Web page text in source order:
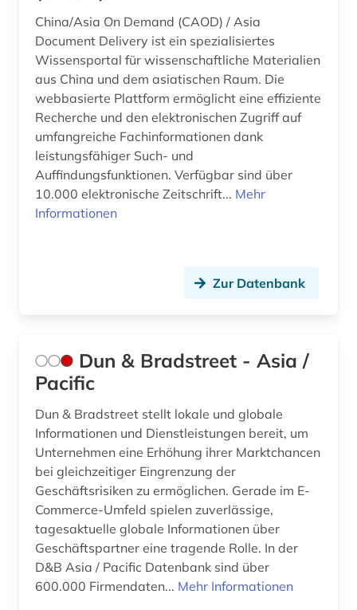
China/Asia On Demand (CAOD) / Asia
Document Delivery ist ein spezialisiertes
Wissensportal für wissenschaftliche Materialien
aus China und dem asiatischen Raum. Die
webbasierte Plattform ermöglicht eine effiziente
Recherche und den elektronischen Zugriff auf
umfangreiche Fachinformationen dank
leistungsfähiger Such- und
Auffindungsfunktionen. Verfügbar sind über
10.000 elektronische Zeitschrift... Mehr
Informationen
Zur Datenbank
Dun & Bradstreet - Asia /
Pacific
Dun & Bradstreet stellt lokale und globale
Informationen und Dienstleistungen bereit, um
Unternehmen eine Erhöhung ihrer Marktchancen
bei gleichzeitiger Eingrenzung der
Geschäftsrisiken zu ermöglichen. Gerade im E-
Commerce-Umfeld spielen zuverlässige,
tagesaktuelle globale Informationen über
Geschäftspartner eine tragende Rolle. In der
D&B Asia / Pacific Datenbank sind über
600.000 Firmendaten... Mehr Informationen